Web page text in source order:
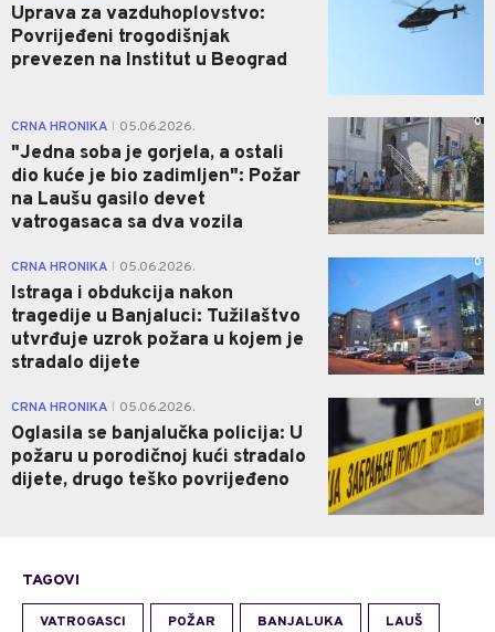
Uprava za vazduhoplovstvo:
Povrijeđeni trogodišnjak
prevezen na Institut u Beograd
CRNA HRONIKA 05.06.2026.
"Јedna soba je gorjela, a ostali
dio kuće je bio zadimljen": Požar
na Laušu gasilo devet
vatrogasaca sa dva vozila
0
CRNA HRONIKA 05.06.2026.
Istraga i obdukcija nakon
tragedije u Banjaluci: Tužilaštvo
utvrđuje uzrok požara u kojem je
stradalo dijete
0
CRNA HRONIKA 05.06.2026.
Oglasila se banjalučka policija: U
požaru u porodičnoj kući stradalo
dijete, drugo teško povrijeđeno
0
TAGOVI
VATROGASCI POŽAR BANJALUKA LAUŠ